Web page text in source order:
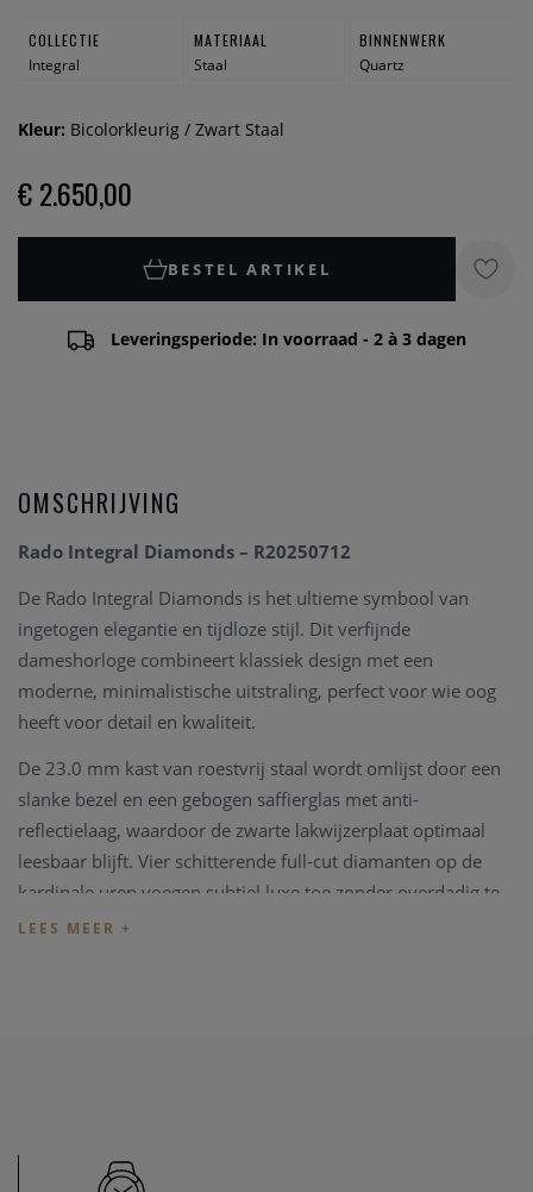
COLLECTIE
Integral
MATERIAAL
Staal
BINNENWERK
Quartz
Kleur: Bicolorkleurig / Zwart Staal
€ 2.650,00
BESTEL ARTIKEL
Leveringsperiode: In voorraad - 2 à 3 dagen
OMSCHRIJVING
Rado Integral Diamonds – R20250712
De Rado Integral Diamonds is het ultieme symbool van
ingetogen elegantie en tijdloze stijl. Dit verfijnde
dameshorloge combineert klassiek design met een
moderne, minimalistische uitstraling, perfect voor wie oog
heeft voor detail en kwaliteit.
De 23.0 mm kast van roestvrij staal wordt omlijst door een
slanke bezel en een gebogen saffierglas met anti-
reflectielaag, waardoor de zwarte lakwijzerplaat optimaal
leesbaar blijft. Vier schitterende full-cut diamanten op de
kardinale uren voegen subtiel luxe toe zonder overdadig te
zijn. Rhodium-plated wijzers en het zilverkleurige Rado- en
betrouwbare tijdregistratie biedt in alle omstandigheden.